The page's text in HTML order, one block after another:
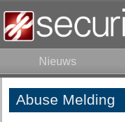
Nieuws
Abuse Melding